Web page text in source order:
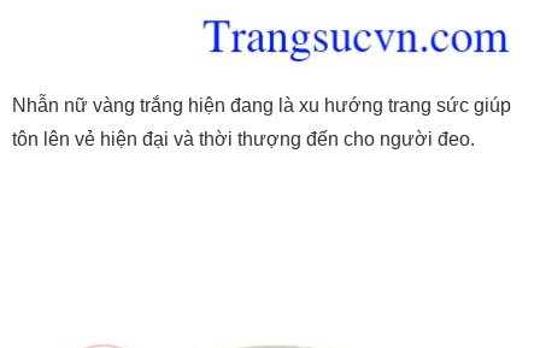
Nhẫn nữ vàng trắng hiện đang là xu hướng trang sức giúp
tôn lên vẻ hiện đại và thời thượng đến cho người đeo.